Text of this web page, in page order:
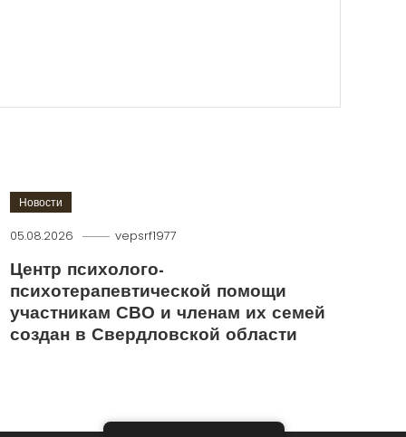
Новости
05.08.2026 vepsrf1977
Центр психолого-
психотерапевтической помощи
участникам СВО и членам их семей
создан в Свердловской области